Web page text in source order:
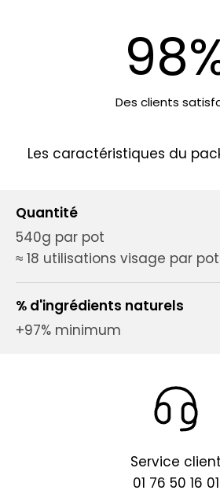
Des clients
Les caractéristiques du
Quantité
540g par pot
≈ 18 utilisations visage par pot
% d'ingrédients naturels
+97% minimum
Service client
01 76 50 16 01